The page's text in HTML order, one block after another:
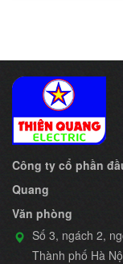
Công ty cổ phần
Quang
Văn phòng
Số 3, ngách 2,
Thành phố Hà